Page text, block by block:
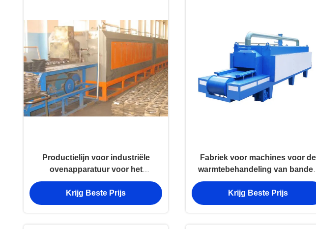
Productielijn voor industriële
ovenapparatuur voor het
verwarmen van metalen
onderdelen met gaasbanden
Krijg Beste Prijs
Fabriek voor machines voor de
warmtebehandeling van banden
met een continu mesh
Krijg Beste Prijs